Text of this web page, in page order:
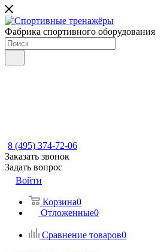
Фабрика спортивного оборудования
8 (495) 374-72-06
Заказать звонок
Задать вопрос
Войти
Корзина0
Отложенные0
Сравнение товаров0